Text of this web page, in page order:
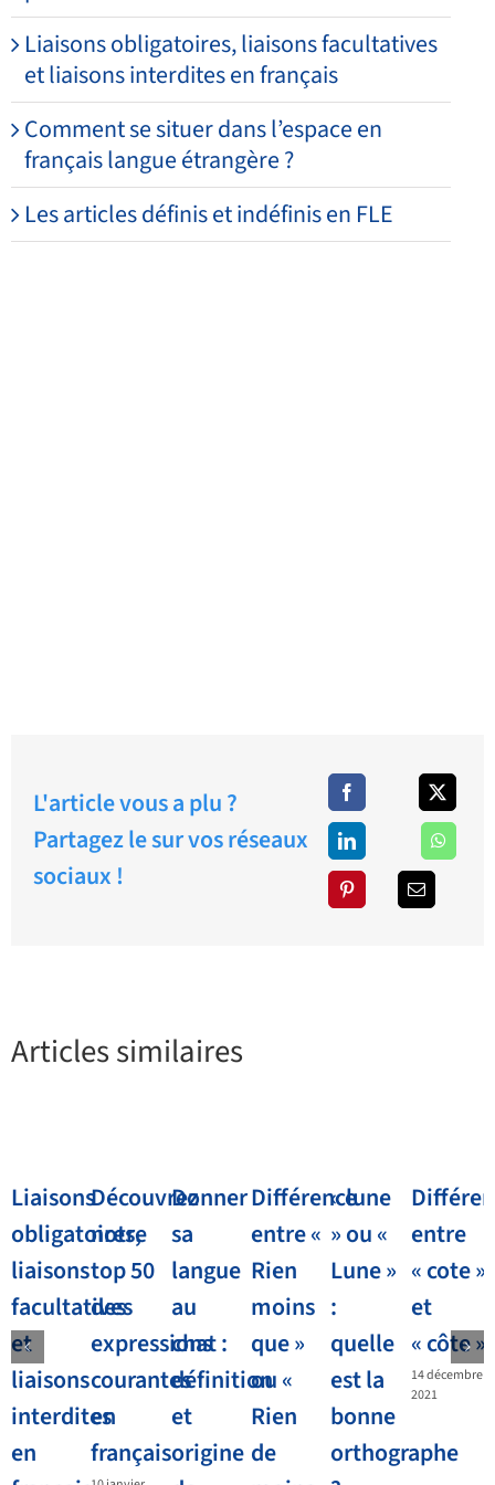
Liaisons obligatoires, liaisons facultatives
et liaisons interdites en français
Comment se situer dans l’espace en
français langue étrangère ?
Les articles définis et indéfinis en FLE
L'article vous a plu ?
Partagez le sur vos réseaux
sociaux !
Articles similaires
Liaisons
obligatoires,
liaisons
facultatives
et
liaisons
interdites
en
Découvrez
notre
top 50
des
expressions
courantes
en
français
Donner
sa
langue
au
chat :
définition
et
origine
Différence
entre «
Rien
moins
que »
ou «
Rien
de
« lune
» ou «
Lune »
:
quelle
est la
bonne
orthographe
entre
« cote »
et
« côte »
14 décembre
2021